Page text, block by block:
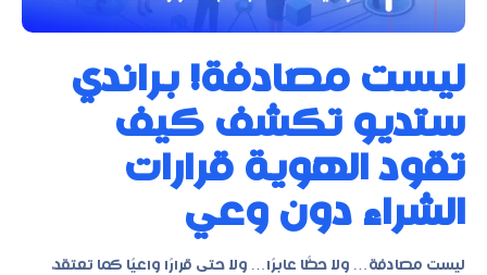
ليست مصادفة! براندي
ستديو تكشف كيف
تقود الهوية قرارات
الشراء دون وعي
ليست مصادفة… ولا حظًا عابرًا… ولا حتى قرارًا واعيًا كما تعتقد.